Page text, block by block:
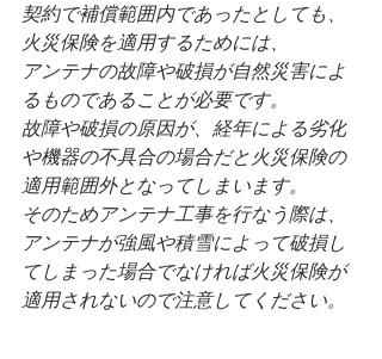
契約で補償範囲内であったとしても、
火災保険を適用するためには、
アンテナの故障や破損が自然災害によ
るものであることが必要です。
故障や破損の原因が、経年による劣化
や機器の不具合の場合だと火災保険の
適用範囲外となってしまいます。
そのためアンテナ工事を行なう際は、
アンテナが強風や積雪によって破損し
てしまった場合でなければ火災保険が
適用されないので注意してください。